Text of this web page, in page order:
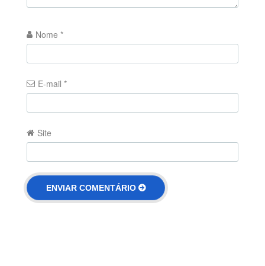
Nome *
E-mail *
Site